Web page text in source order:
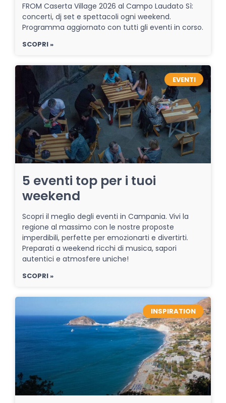
FROM Caserta Village 2026 al Campo Laudato Sì:
concerti, dj set e spettacoli ogni weekend.
Programma aggiornato con tutti gli eventi in corso.
SCOPRI »
EVENTI
5 eventi top per i tuoi
weekend
Scopri il meglio degli eventi in Campania. Vivi la
regione al massimo con le nostre proposte
imperdibili, perfette per emozionarti e divertirti.
Preparati a weekend ricchi di musica, sapori
autentici e atmosfere uniche!
SCOPRI »
INSPIRATION